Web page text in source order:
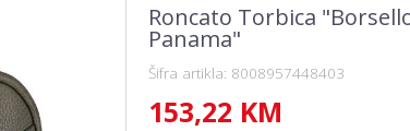
Roncato Torbica
Panama"
Šifra artikla: 8008957448403
153,22 KM